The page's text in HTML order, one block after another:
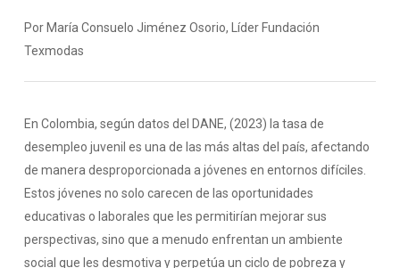
Por María Consuelo Jiménez Osorio, Líder Fundación
Texmodas
En Colombia, según datos del DANE, (2023) la tasa de
desempleo juvenil es una de las más altas del país, afectando
de manera desproporcionada a jóvenes en entornos difíciles.
Estos jóvenes no solo carecen de las oportunidades
educativas o laborales que les permitirían mejorar sus
perspectivas, sino que a menudo enfrentan un ambiente
social que les desmotiva y perpetúa un ciclo de pobreza y